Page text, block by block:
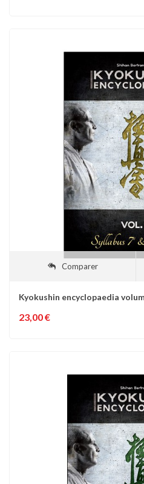
Comparer
Kyokushin encyclopaedia
23,00 €